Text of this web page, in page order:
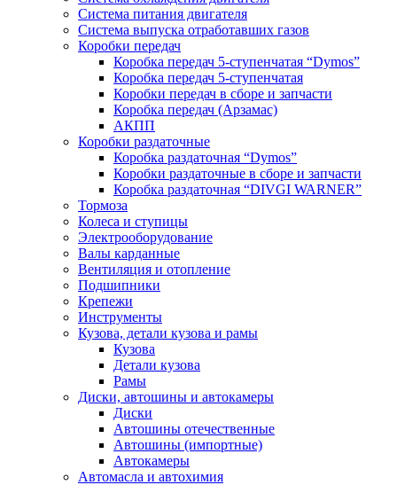
Система питания двигателя
Система выпуска отработавших газов
Коробки передач
Коробка передач 5-ступенчатая “Dymos”
Коробка передач 5-ступенчатая
Коробки передач в сборе и запчасти
Коробка передач (Арзамас)
АКПП
Коробки раздаточные
Коробка раздаточная “Dymos”
Коробки раздаточные в сборе и запчасти
Коробка раздаточная “DIVGI WARNER”
Тормоза
Колеса и ступицы
Электрооборудование
Валы карданные
Вентиляция и отопление
Подшипники
Крепежи
Инструменты
Кузова, детали кузова и рамы
Кузова
Детали кузова
Рамы
Диски, автошины и автокамеры
Диски
Автошины отечественные
Автошины (импортные)
Автокамеры
Автомасла и автохимия